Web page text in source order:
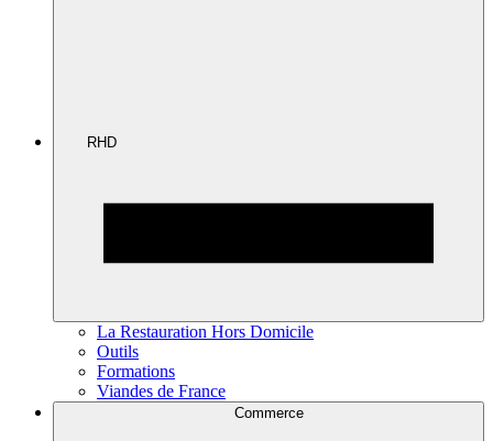
RHD
La Restauration Hors Domicile
Outils
Formations
Viandes de France
Commerce